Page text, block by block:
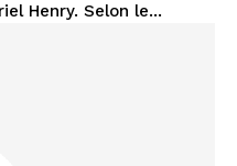
Henry. Selon le...